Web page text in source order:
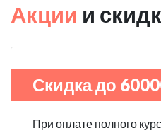
Акции и
Скидка до
При оплате полного